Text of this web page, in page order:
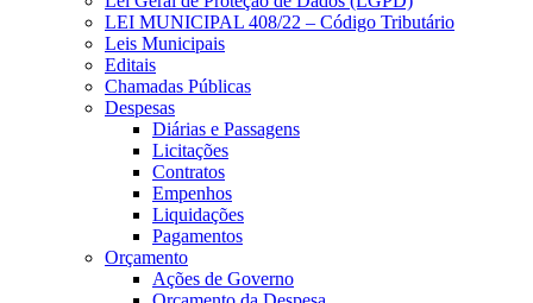
LEI MUNICIPAL 408/22 – Código Tributário
Leis Municipais
Editais
Chamadas Públicas
Despesas
Diárias e Passagens
Licitações
Contratos
Empenhos
Liquidações
Pagamentos
Orçamento
Ações de Governo